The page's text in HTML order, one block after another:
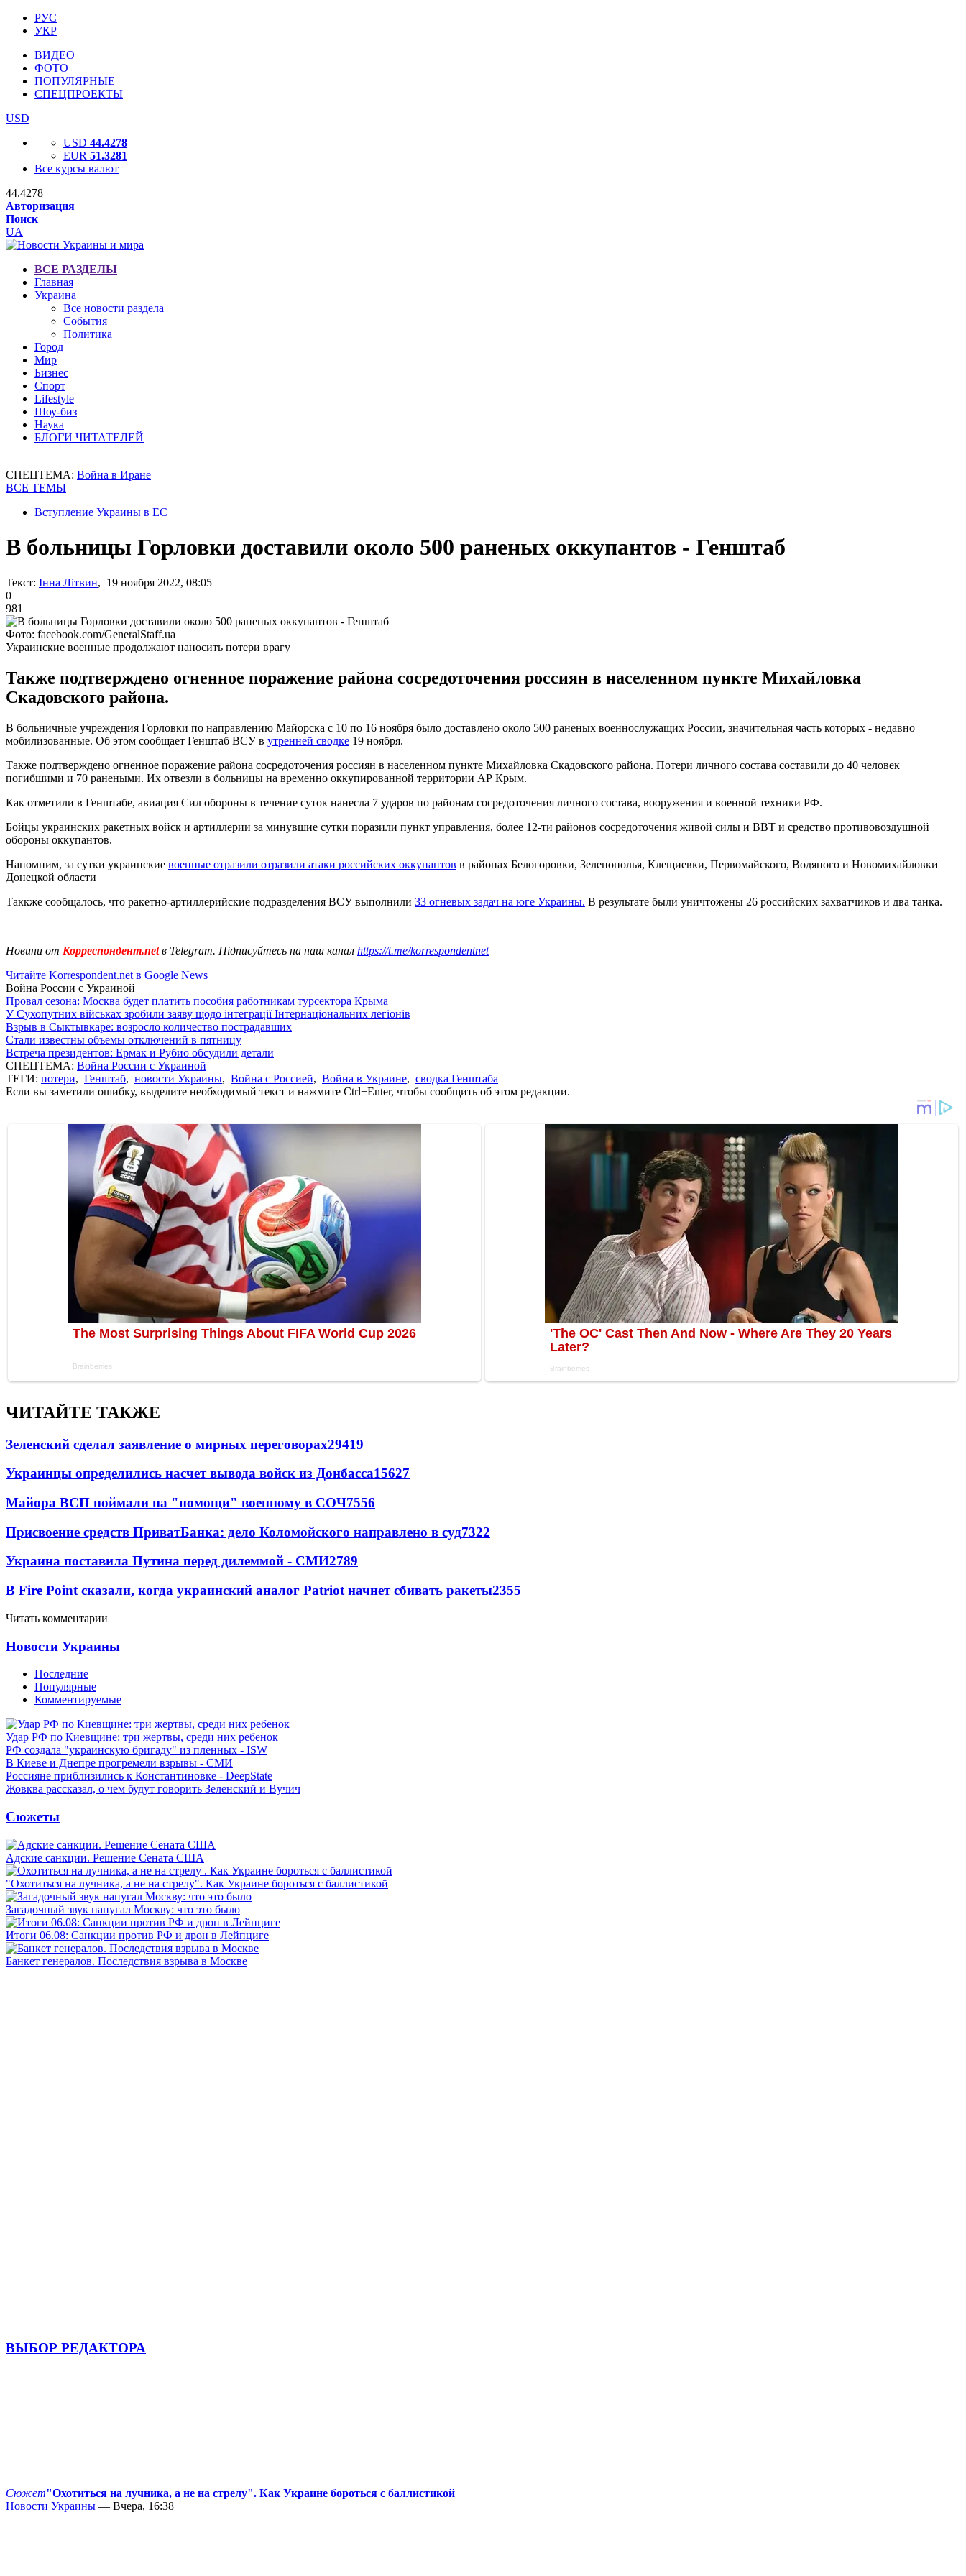
РУС
УКР
ВИДЕО
ФОТО
ПОПУЛЯРНЫЕ
СПЕЦПРОЕКТЫ
USD
USD 44.4278
EUR 51.3281
Все курсы валют
44.4278
Авторизация
Поиск
UA
ВСЕ РАЗДЕЛЫ
Главная
Украина
Все новости раздела
События
Политика
Город
Мир
Бизнес
Спорт
Lifestyle
Шоу-биз
Наука
БЛОГИ ЧИТАТЕЛЕЙ
СПЕЦТЕМА: Война в Иране
ВСЕ ТЕМЫ
Вступление Украины в ЕС
В больницы Горловки доставили около 500 раненых оккупантов - Генштаб
Текст: Інна Літвин, 19 ноября 2022, 08:05
0
981
Фото: facebook.com/GeneralStaff.ua
Украинские военные продолжают наносить потери врагу
Также подтверждено огненное поражение района сосредоточения россиян в населенном пункте Михайловка
Скадовского района.
В больничные учреждения Горловки по направлению Майорска с 10 по 16 ноября было доставлено около 500 раненых военнослужащих России, значительная часть которых - недавно
мобилизованные. Об этом сообщает Генштаб ВСУ в утренней сводке 19 ноября.
Также подтверждено огненное поражение района сосредоточения россиян в населенном пункте Михайловка Скадовского района. Потери личного состава составили до 40 человек
погибшими и 70 ранеными. Их отвезли в больницы на временно оккупированной территории АР Крым.
Как отметили в Генштабе, авиация Сил обороны в течение суток нанесла 7 ударов по районам сосредоточения личного состава, вооружения и военной техники РФ.
Бойцы украинских ракетных войск и артиллерии за минувшие сутки поразили пункт управления, более 12-ти районов сосредоточения живой силы и ВВТ и средство противовоздушной
обороны оккупантов.
Напомним, за сутки украинские военные отразили отразили атаки российских оккупантов в районах Белогоровки, Зеленополья, Клещиевки, Первомайского, Водяного и Новомихайловки
Донецкой области
Таккже сообщалось, что ракетно-артиллерийские подразделения ВСУ выполнили 33 огневых задач на юге Украины. В результате были уничтожены 26 российских захватчиков и два танка.
Новини от Корреспондент.netв Telegram. Підписуйтесь на наш канал https://t.me/korrespondentnet
Читайте Korrespondent.net в Google News
Война России с Украиной
Провал сезона: Москва будет платить пособия работникам турсектора Крыма
У Сухопутних військах зробили заяву щодо інтеграції Інтернаціональних легіонів
Взрыв в Сыктывкаре: возросло количество пострадавших
Стали известны объемы отключений в пятницу
Встреча президентов: Ермак и Рубио обсудили детали
СПЕЦТЕМА: Война России с Украиной
ТЕГИ: потери, Генштаб, новости Украины, Война с Россией, Война в Украине, сводка Генштаба
Если вы заметили ошибку, выделите необходимый текст и нажмите Ctrl+Enter, чтобы сообщить об этом редакции.
ЧИТАЙТЕ ТАКЖЕ
Зеленский сделал заявление о мирных переговорах29419
Украинцы определились насчет вывода войск из Донбасса15627
Майора ВСП поймали на "помощи" военному в СОЧ7556
Присвоение средств ПриватБанка: дело Коломойского направлено в суд7322
Украина поставила Путина перед дилеммой - СМИ2789
В Fire Point сказали, когда украинский аналог Patriot начнет сбивать ракеты2355
Читать комментарии
Новости Украины
Последние
Популярные
Комментируемые
Удар РФ по Киевщине: три жертвы, среди них ребенок
РФ создала "украинскую бригаду" из пленных - ISW
В Киеве и Днепре прогремели взрывы - СМИ
Россияне приблизились к Константиновке - DeepState
Жовква рассказал, о чем будут говорить Зеленский и Вучич
Сюжеты
Адские санкции. Решение Сената США
"Охотиться на лучника, а не на стрелу". Как Украине бороться с баллистикой
Загадочный звук напугал Москву: что это было
Итоги 06.08: Санкции против РФ и дрон в Лейпциге
Банкет генералов. Последствия взрыва в Москве
ВЫБОР РЕДАКТОРА
Сюжет"Охотиться на лучника, а не на стрелу". Как Украине бороться с баллистикой
Новости Украины — Вчера, 16:38